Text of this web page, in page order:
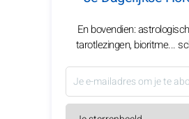
En bovendien:
tarotlezingen, bioritme...